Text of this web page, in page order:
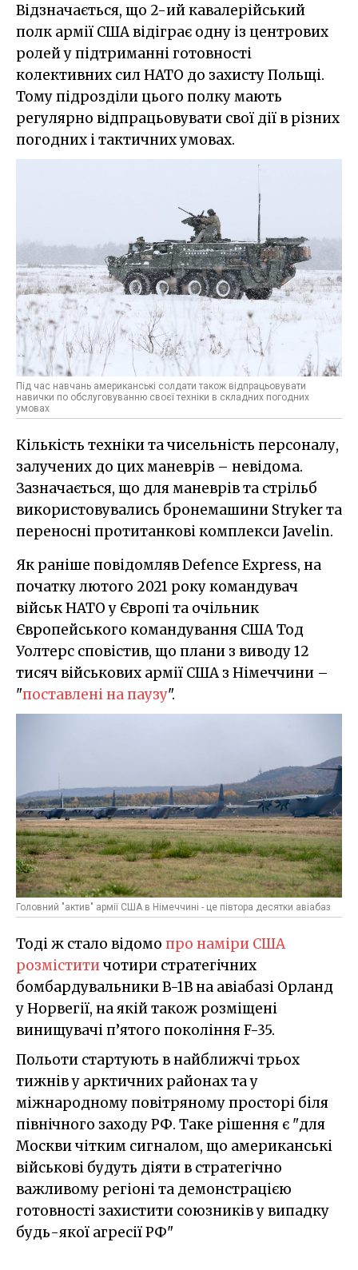
Відзначається, що 2-ий кавалерійський
полк армії США відіграє одну із центрових
ролей у підтриманні готовності
колективних сил НАТО до захисту Польщі.
Тому підрозділи цього полку мають
регулярно відпрацьовувати свої дії в різних
погодних і тактичних умовах.
Під час навчань американські солдати також відпрацьовувати
навички по обслуговуванню своєї техніки в складних погодних
умовах
Кількість техніки та чисельність персоналу,
залучених до цих маневрів – невідома.
Зазначається, що для маневрів та стрільб
використовувались бронемашини Stryker та
переносні протитанкові комплекси Javelin.
Як раніше повідомляв Defence Express, на
початку лютого 2021 року командувач
військ НАТО у Європі та очільник
Європейського командування США Тод
Уолтерс сповістив, що плани з виводу 12
тисяч військових армії США з Німеччини –
"поставлені на паузу".
Головний "актив" армії США в Німеччині - це півтора десятки авіабаз
Тоді ж стало відомо про наміри США
розміститичотири стратегічних
бомбардувальники B-1B на авіабазі Орланд
у Норвегії, на якій також розміщені
винищувачі п’ятого покоління F-35.
Польоти стартують в найближчі трьох
тижнів у арктичних районах та у
міжнародному повітряному просторі біля
північного заходу РФ. Таке рішення є "для
Москви чітким сигналом, що американські
військові будуть діяти в стратегічно
важливому регіоні та демонстрацією
готовності захистити союзників у випадку
будь-якої агресії РФ"